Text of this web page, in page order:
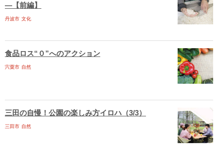
―【前編】
丹波市 文化
食品ロス“０”へのアクション
宍粟市 自然
三田の自慢！公園の楽しみ方イロハ（3/3）
三田市 自然